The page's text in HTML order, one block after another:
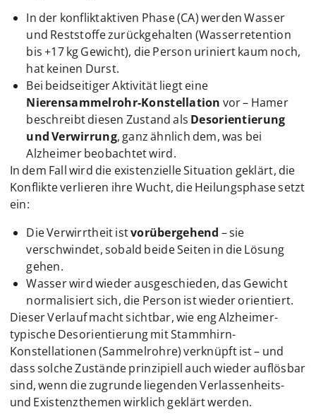
In der konfliktaktiven Phase (CA) werden Wasser
und Reststoffe zurückgehalten (Wasserretention
bis +17 kg Gewicht), die Person uriniert kaum noch,
hat keinen Durst.
Bei beidseitiger Aktivität liegt eine
Nierensammelrohr-Konstellation vor – Hamer
beschreibt diesen Zustand als Desorientierung
und Verwirrung, ganz ähnlich dem, was bei
Alzheimer beobachtet wird.
In dem Fall wird die existenzielle Situation geklärt, die
Konflikte verlieren ihre Wucht, die Heilungsphase setzt
ein:
Die Verwirrtheit istvorübergehend – sie
verschwindet, sobald beide Seiten in die Lösung
gehen.
Wasser wird wieder ausgeschieden, das Gewicht
normalisiert sich, die Person ist wieder orientiert.
Dieser Verlauf macht sichtbar, wie eng Alzheimer-
typische Desorientierung mit Stammhirn-
Konstellationen (Sammelrohre) verknüpft ist – und
dass solche Zustände prinzipiell auch wieder auflösbar
sind, wenn die zugrunde liegenden Verlassenheits-
und Existenzthemen wirklich geklärt werden.